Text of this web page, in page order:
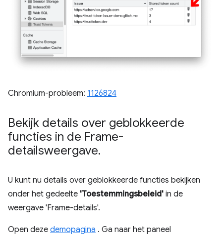
Chromium-probleem: 1126824
Bekijk details over geblokkeerde
functies in de Frame-
detailsweergave.
U kunt nu details over geblokkeerde functies bekijken
onder het gedeelte 'Toestemmingsbeleid' in de
weergave 'Frame-details'.
Open deze demopagina . Ga naar het paneel